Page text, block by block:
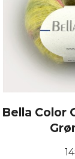
Bella Color